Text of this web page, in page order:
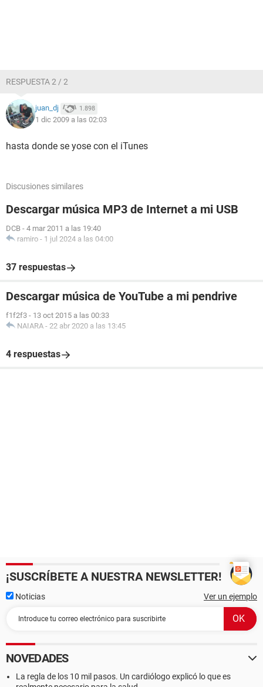
RESPUESTA 2 / 2
juan_dj 1.898
1 dic 2009 a las 02:03
hasta donde se yose con el iTunes
Discusiones similares
Descargar música MP3 de Internet a mi USB
DCB - 4 mar 2011 a las 19:40
ramiro - 1 jul 2024 a las 04:00
37 respuestas
Descargar música de YouTube a mi pendrive
f1f2f3 - 13 oct 2015 a las 00:33
NAIARA - 22 abr 2020 a las 13:45
4 respuestas
¡SUSCRÍBETE A NUESTRA NEWSLETTER!
Noticias Ver un ejemplo
NOVEDADES
La regla de los 10 mil pasos. Un cardiólogo explicó lo que es